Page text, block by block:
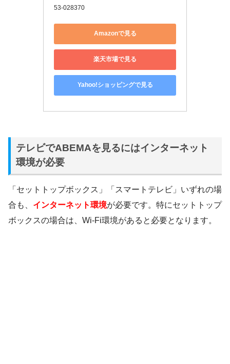
53-028370
Amazonで見る
楽天市場で見る
Yahoo!ショッピングで見る
テレビでABEMAを見るにはインターネット
環境が必要
「セットトップボックス」「スマートテレビ」いずれの場
合も、 インターネット環境が必要です。特にセットトップ
ボックスの場合は、Wi-Fi環境があると必要となります。